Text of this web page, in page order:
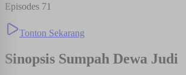
Episodes 71
Tonton Sekarang
Sinopsis Sumpah Dewa Judi